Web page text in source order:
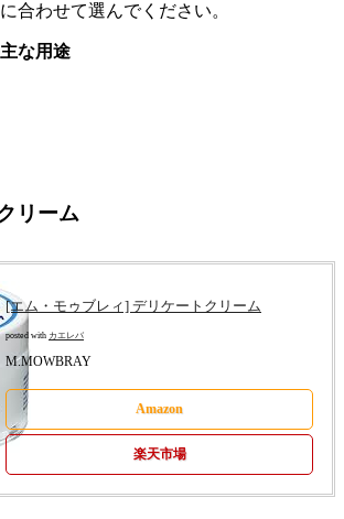
合わせて選んでください。
な用途
リーム
[エム・モゥブレィ] デリケートクリーム
posted with カエレバ
M.MOWBRAY
Amazon
楽天市場